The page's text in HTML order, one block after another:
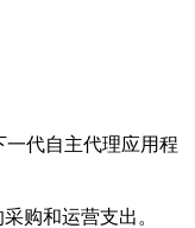
一代自主代理应用程
购和运营支出。